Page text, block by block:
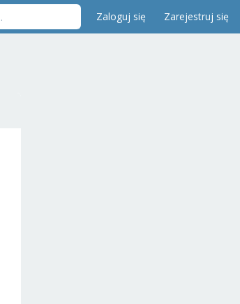
Zaloguj się Zarejestruj się